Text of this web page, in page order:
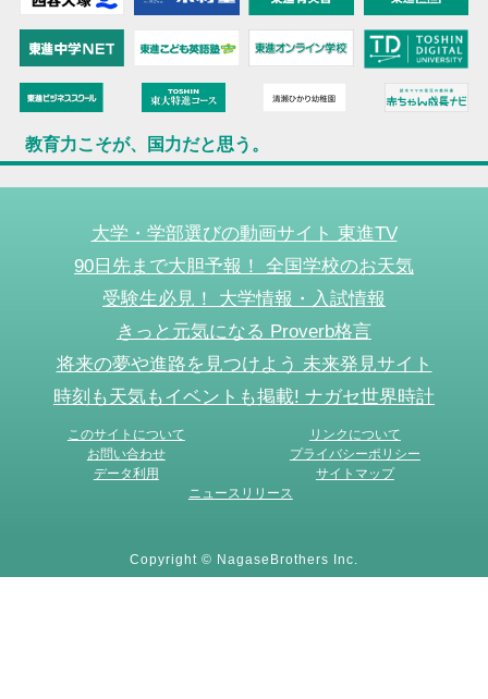
教育力こそが、国力だと思う。
大学・学部選びの動画サイト 東進TV
90日先まで大胆予報！ 全国学校のお天気
受験生必見！ 大学情報・入試情報
きっと元気になる Proverb格言
将来の夢や進路を見つけよう 未来発見サイト
時刻も天気もイベントも掲載! ナガセ世界時計
このサイトについて
リンクについて
お問い合わせ
プライバシーポリシー
データ利用
サイトマップ
ニュースリリース
Copyright © NagaseBrothers Inc.